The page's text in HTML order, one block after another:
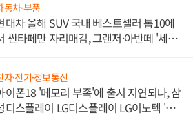
동차·부품
대차 올해 SUV 국내 베스트셀러 톱10에
싼타페만 자리매김, 그랜저·아반떼 '세단
자·전기·정보통신
이폰18 '메모리 부족'에 출시 지연되나, 삼
디스플레이 LG디스플레이 LG이노텍 '탈